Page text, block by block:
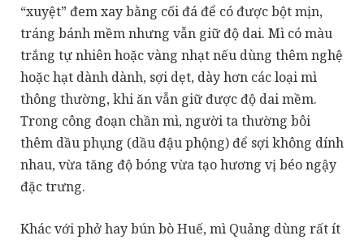
“xuyệt” đem xay bằng cối đá để có được bột mịn,
tráng bánh mềm nhưng vẫn giữ độ dai. Mì có màu
trắng tự nhiên hoặc vàng nhạt nếu dùng thêm nghệ
hoặc hạt dành dành, sợi dẹt, dày hơn các loại mì
thông thường, khi ăn vẫn giữ được độ dai mềm.
Trong công đoạn chần mì, người ta thường bôi
thêm dầu phụng (dầu đậu phộng) để sợi không dính
nhau, vừa tăng độ bóng vừa tạo hương vị béo ngậy
đặc trưng.
Khác với phở hay bún bò Huế, mì Quảng dùng rất ít